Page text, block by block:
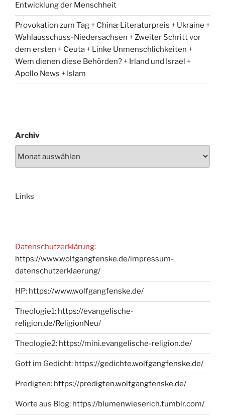
Entwicklung der Menschheit
Provokation zum Tag + China: Literaturpreis + Ukraine +
Wahlausschuss-Niedersachsen + Zweiter Schritt vor
dem ersten + Ceuta + Linke Unmenschlichkeiten +
Wem dienen diese Behörden? + Irland und Israel +
Apollo News + Islam
Archiv
Links
Datenschutzerklärung:
https://www.wolfgangfenske.de/impressum-
datenschutzerklaerung/
HP: https://www.wolfgangfenske.de/
Theologie1: https://evangelische-
religion.de/ReligionNeu/
Theologie2: https://mini.evangelische-religion.de/
Gott im Gedicht: https://gedichte.wolfgangfenske.de/
Predigten: https://predigten.wolfgangfenske.de/
Worte aus Blog: https://blumenwieserich.tumblr.com/